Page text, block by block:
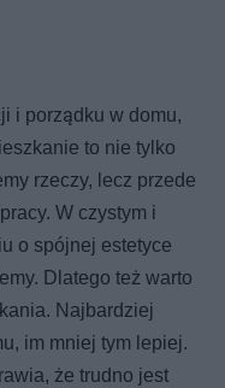
i porządku w domu,
to nie tylko
rzeczy, lecz przede
W czystym i
o spójnej estetyce
Dlatego też warto
Najbardziej
im mniej tym lepiej.
że trudno jest